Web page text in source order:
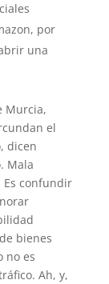
por
una
Murcia,
el
dicen
Mala
confundir
bienes
no es
Ah, y,